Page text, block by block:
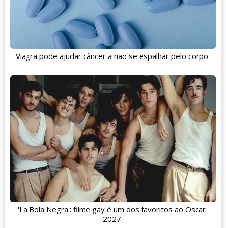
Viagra pode ajudar câncer a não se espalhar pelo corpo
'La Bola Negra': filme gay é um dos favoritos ao Oscar
2027